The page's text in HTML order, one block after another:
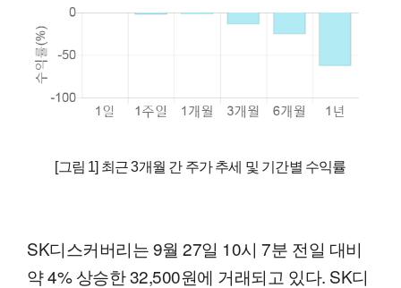
[그림 1] 최근 3개월 간 주가 추세 및 기간별 수익률
SK디스커버리는 9월 27일 10시 7분 전일 대비
약 4% 상승한 32,500원에 거래되고 있다. SK디